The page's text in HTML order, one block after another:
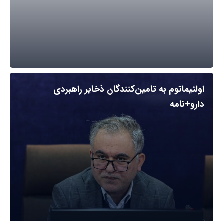
اولتیماتوم به تامین‌کنندگان ذخایر راهبردی
دارو+نامه